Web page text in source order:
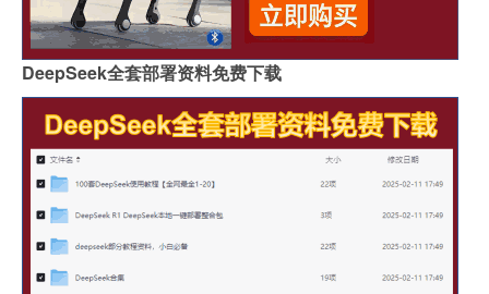
DeepSeek全套部署资料免费下载